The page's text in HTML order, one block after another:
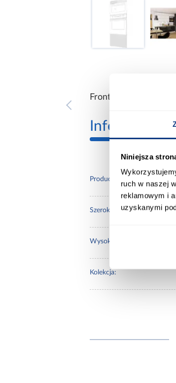
Niniejsza
ruch w naszej
reklamowym i
uzyskanymi
Front sprzedawany
Informacje
Producent:
Szerokość [cm]:
Wysokość [cm]:
Kolekcja: